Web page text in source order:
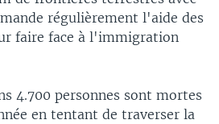
régulièrement l'aide des
faire face à l'immigration
4.700 personnes sont mortes
en tentant de traverser la